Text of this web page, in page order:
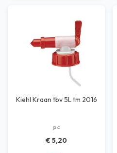
Kiehl Kraan tbv 5L tm 2016
pc
€ 5,20